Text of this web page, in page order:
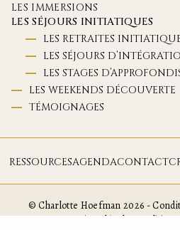
LES IMMERSIONS
LES SÉJOURS INITIATIQUES
LES RETRAITES
LES SÉJOURS
LES STAGES
LES WEEKENDS DÉCOUVERTE
TÉMOIGNAGES
RESSOURCESAGENDACONTACT
© Charlotte Hoefman 2026 -
Mentions légales-